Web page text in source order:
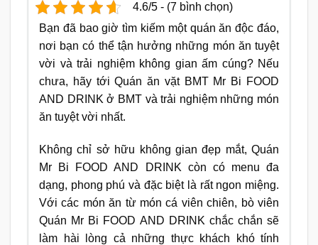
4.6/5 - (7 bình chọn)
Bạn đã bao giờ tìm kiếm một quán ăn độc đáo,
nơi bạn có thể tận hưởng những món ăn tuyệt
vời và trải nghiệm không gian ấm cúng? Nếu
chưa, hãy tới Quán ăn vặt BMT Mr Bi FOOD
AND DRINK ở BMT và trải nghiệm những món
ăn tuyệt vời nhất.
Không chỉ sở hữu không gian đẹp mắt, Quán
Mr Bi FOOD AND DRINK còn có menu đa
dạng, phong phú và đặc biệt là rất ngon miệng.
Với các món ăn từ món cá viên chiên, bò viên
Quán Mr Bi FOOD AND DRINK chắc chắn sẽ
làm hài lòng cả những thực khách khó tính